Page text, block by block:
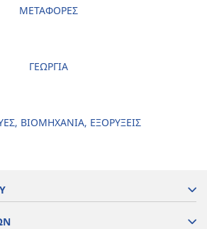
ΜΕΤΑΦΟΡΕΣ
ΓΕΩΡΓΙΑ
ΒΙΟΜΗΧΑΝΙΑ, ΕΞΟΡΥΞΕΙΣ